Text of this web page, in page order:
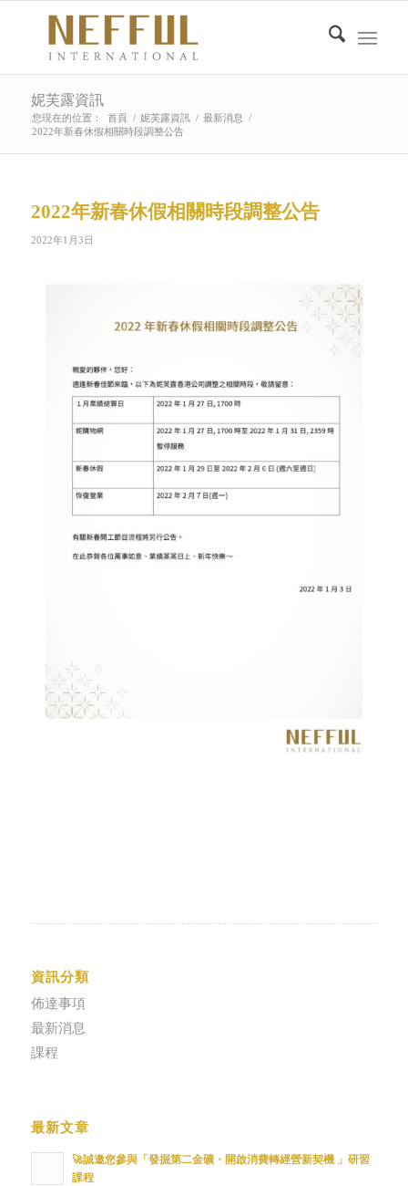
妮芙露資訊
您現在的位置： 首頁 / 妮芙露資訊 / 最新消息
/
2022年新春休假相關時段調整公告
2022年新春休假相關時段調整公告
2022年1月3日
資訊分類
佈達事項
最新消息
課程
最新文章
🚀誠邀您參與「發掘第二金礦・開啟消費轉經營新契機 」研習
課程